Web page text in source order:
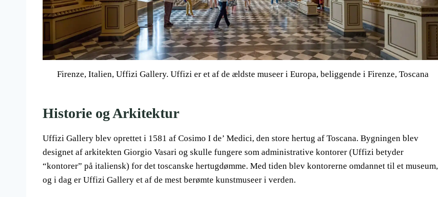
Firenze, Italien, Uffizi Gallery. Uffizi er et af de ældste museer i Europa, beliggende i Firenze, Toscana
Historie og Arkitektur
Uffizi Gallery blev oprettet i 1581 af Cosimo I de’ Medici, den store hertug af Toscana. Bygningen blev
designet af arkitekten Giorgio Vasari og skulle fungere som administrative kontorer (Uffizi betyder
“kontorer” på italiensk) for det toscanske hertugdømme. Med tiden blev kontorerne omdannet til et museum,
og i dag er Uffizi Gallery et af de mest berømte kunstmuseer i verden.